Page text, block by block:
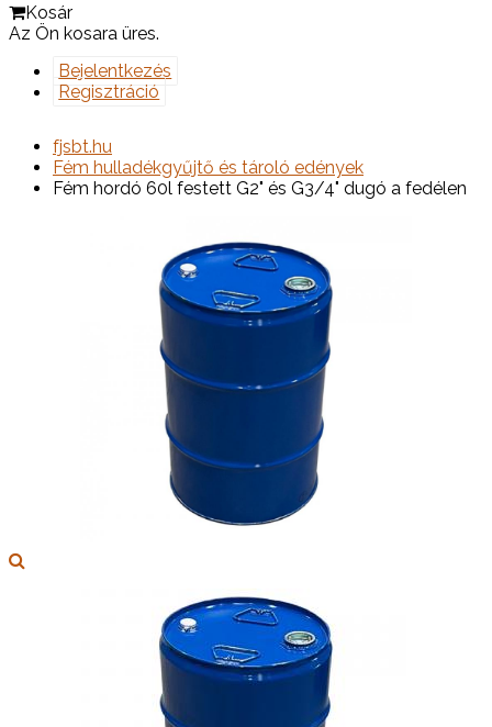
Kosár
Az Ön kosara üres.
Bejelentkezés
Regisztráció
fjsbt.hu
Fém hulladékgyűjtő és tároló edények
Fém hordó 60l festett G2" és G3/4" dugó a fedélen